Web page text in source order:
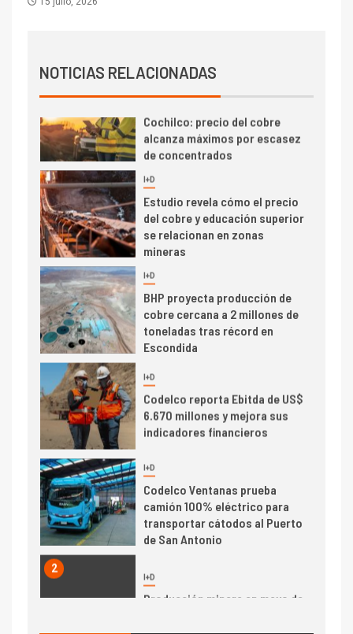
NOTICIAS RELACIONADAS
Cochilco: precio del cobre
de concentrados
5 I+D
Estudio revela cómo el precio
del cobre y educación superior
se relacionan en zonas
mineras
6 I+D
BHP proyecta producción de
cobre cercana a 2 millones de
toneladas tras récord en
Escondida
7
Codelco reporta Ebitda de US$
indicadores financieros
1 I+D
Codelco Ventanas prueba
transportar cátodos al Puerto
de San Antonio
2
I+D
Producción minera en mayo de